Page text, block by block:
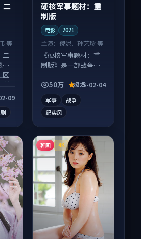
二
等
二
疑
区
弹
09
硬核军事题材：重
制版
电影 2021
主演：倪妮、孙艺珍 等
《硬核军事题材：重
制版》是一部战争向
信息量大，适合沉浸
50万 7.5
2025-02-04
军事
战争
纪实风
韩国 4K